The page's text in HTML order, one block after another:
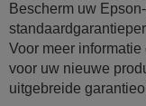
Bescherm uw
Voor meer
voor uw nieuwe
uitgebreide